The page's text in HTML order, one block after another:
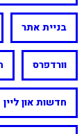
בניית אתר
וורדפרס
חדשות און ליין